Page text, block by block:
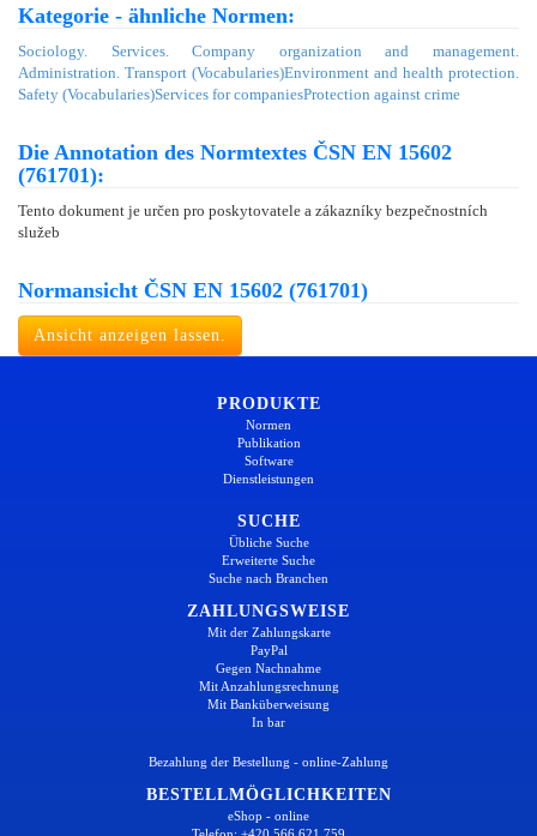
Kategorie - ähnliche Normen:
Sociology. Services. Company organization and management.
Administration. Transport (Vocabularies)Environment and health protection.
Safety (Vocabularies)Services for companiesProtection against crime
Die Annotation des Normtextes ČSN EN 15602
(761701):
Tento dokument je určen pro poskytovatele a zákazníky bezpečnostních
služeb
Normansicht ČSN EN 15602 (761701)
Ansicht anzeigen lassen.
PRODUKTE
Normen
Publikation
Software
Dienstleistungen
SUCHE
Übliche Suche
Erweiterte Suche
Suche nach Branchen
ZAHLUNGSWEISE
Mit der Zahlungskarte
PayPal
Gegen Nachnahme
Mit Anzahlungsrechnung
Mit Banküberweisung
In bar
Bezahlung der Bestellung - online-Zahlung
BESTELLMÖGLICHKEITEN
eShop - online